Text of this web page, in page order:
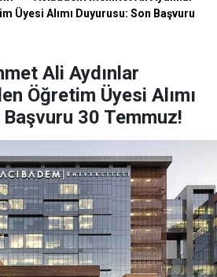
Üyesi Alımı Duyurusu: Son Başvuru
Ali Aydınlar
Öğretim Üyesi Alımı
30 Temmuz!